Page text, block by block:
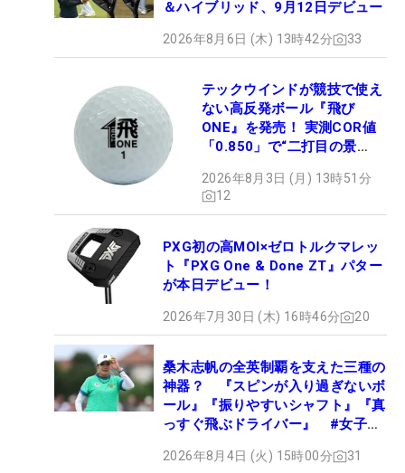
＆ハイブリッド、9月12日デビュー
2026年8月6日 (木) 13時42分 33
テックウインドが競技で使え
ない高反発ボール『飛び
ONE』を発売！ 実測COR値
「0.850」で“二打目の景
2026年8月3日 (月) 13時51分
12
PXG初の高MOI×ゼロトルクマレッ
ト『PXG One & Done ZT』パター
が本日デビュー！
2026年7月30日 (木) 16時46分 20
桑木志帆の全英制覇を支えた三種の
神器？ 『スピンが入り過ぎないボ
ール』『振りやすいシャフト』『真
っすぐ飛ぶドライバー』 #女子プ
2026年8月4日 (火) 15時00分 31